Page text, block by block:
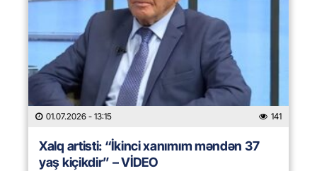
01.07.2026 - 13:15 141
Xalq artisti: “İkinci xanımım məndən 37
yaş kiçikdir” – VİDEO